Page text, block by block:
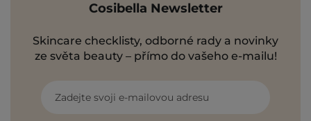
Cosibella Newsletter
Skincare checklisty, odborné rady a novinky
ze světa beauty – přímo do vašeho e-mailu!
Zadejte svoji e-mailovou adresu